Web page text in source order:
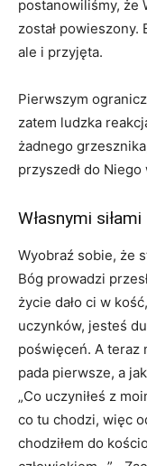
postanowiliśmy, że
został powieszony.
ale i przyjęta.
Pierwszym
zatem ludzka
żadnego
przyszedł do
Własnymi siłami
Wyobraź sobie, że
Bóg prowadzi
życie dało ci w
uczynków, jesteś
poświęceń. A teraz
pada pierwsze, a
„Co uczyniłeś z
co tu chodzi, więc
chodziłem do